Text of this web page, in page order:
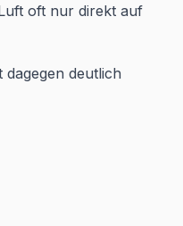
oft nur direkt auf
deutlich